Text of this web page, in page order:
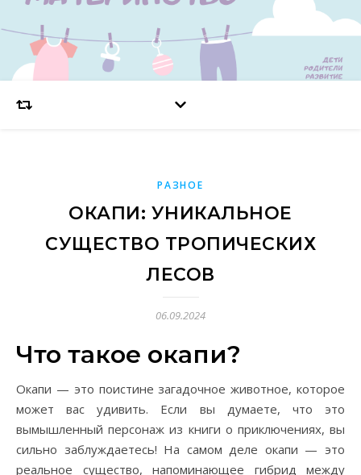
РАЗНОЕ
ОКАПИ: УНИКАЛЬНОЕ
СУЩЕСТВО ТРОПИЧЕСКИХ
ЛЕСОВ
06.09.2024
Что такое окапи?
Окапи — это поистине загадочное животное, которое
может вас удивить. Если вы думаете, что это
вымышленный персонаж из книги о приключениях, вы
сильно заблуждаетесь! На самом деле окапи — это
реальное существо, напоминающее гибрид между